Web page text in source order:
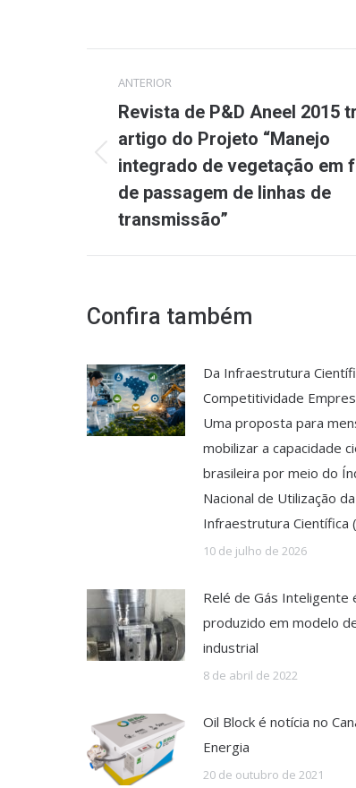
de
post:
ANTERIOR
Post
anterior:
Revista de P&D Aneel 2015
artigo do Projeto “Manejo
integrado de vegetação em
de passagem de linhas de
transmissão”
Confira também
Da Infraestrutura
Competitividade
Uma proposta para
mobilizar a capacidade
brasileira por meio do
Nacional de Utilização da
Infraestrutura Científica
10 de julho de 2026
Relé de Gás Inteligente
produzido em modelo
industrial
8 de abril de 2022
Oil Block é notícia no
Energia
20 de outubro de 2021